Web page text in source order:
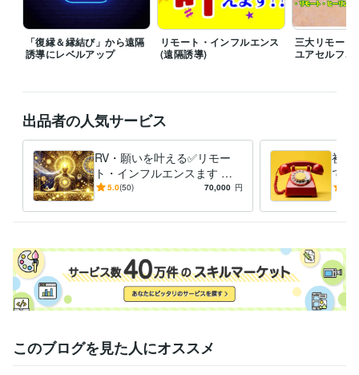
Excel:40年Word:40年 PowerPoint:35年 Adobe Illustrator:30年
得意分野
占い Remote Viewer・占鑑定師
占い 遠隔透視・遠隔誘導・占い鑑定・運氣・
リモート・インフルエ
復縁 ふくえん
「復縁＆縁結び」から遠隔
誘導にレベルアップ
リモート・インフルエンス
(遠隔誘導)
三大リモート
ユアセルフ、
出品者の人気サービス
RV・願いを叶える✅リモー
ト・インフルエンスます ❤️
恋愛、復縁、仕事、金運、縁
り
5.0(50) 70,000 円
初め
でも
て、
このブログを見た人にオススメ